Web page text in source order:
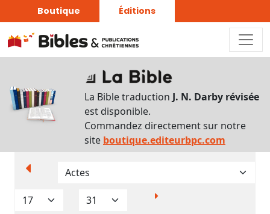
Boutique Éditions
La Bible traduction J. N. Darby révisée
est disponible.
Commandez directement sur notre
site boutique.editeurbpc.com
d’affichage
Par
verset
Translittérations
Analyse